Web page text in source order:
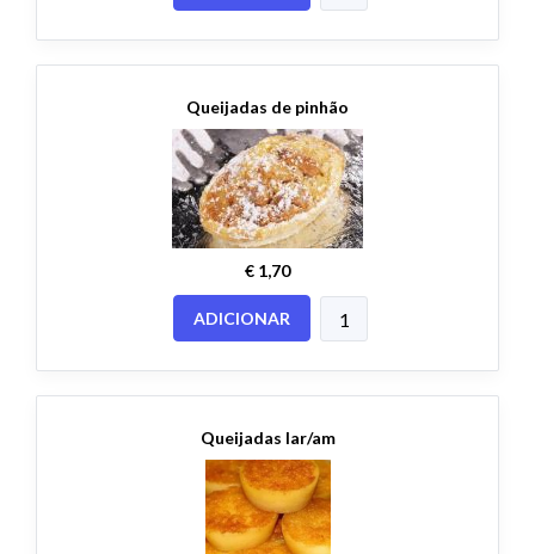
Queijadas de pinhão
€ 1,70
ADICIONAR
Queijadas lar/am